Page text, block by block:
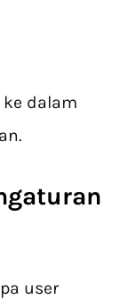
dalam
user